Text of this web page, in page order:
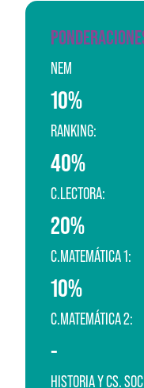
NEM
10%
RANKING:
40%
C.LECTORA:
20%
C.MATEMÁTICA 1:
10%
C.MATEMÁTICA 2:
-
HISTORIA Y CS.